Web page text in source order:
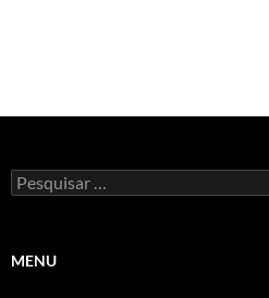
Pesquisar
por:
MENU